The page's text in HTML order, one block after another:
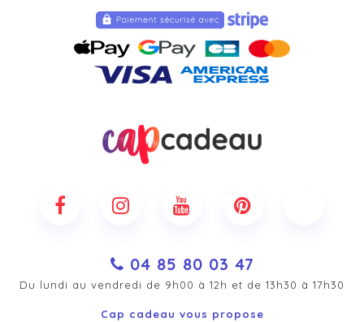
04 85 80 03 47
Du lundi au vendredi de 9h00 à 12h et de 13h30 à 17h30
Cap cadeau vous propose